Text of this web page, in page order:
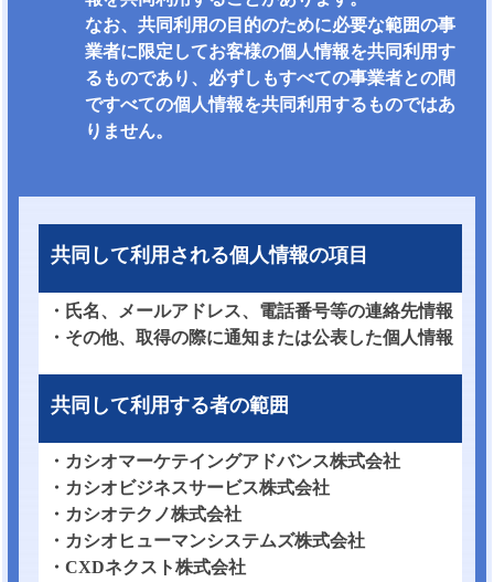
なお、共同利用の目的のために必要な範囲の事
業者に限定してお客様の個人情報を共同利用す
るものであり、必ずしもすべての事業者との間
ですべての個人情報を共同利用するものではあ
りません。
共同して利用される個人情報の項目
・氏名、メールアドレス、電話番号等の連絡先情報
・その他、取得の際に通知または公表した個人情報
共同して利用する者の範囲
・カシオマーケテイングアドバンス株式会社
・カシオビジネスサービス株式会社
・カシオテクノ株式会社
・カシオヒューマンシステムズ株式会社
・CXDネクスト株式会社